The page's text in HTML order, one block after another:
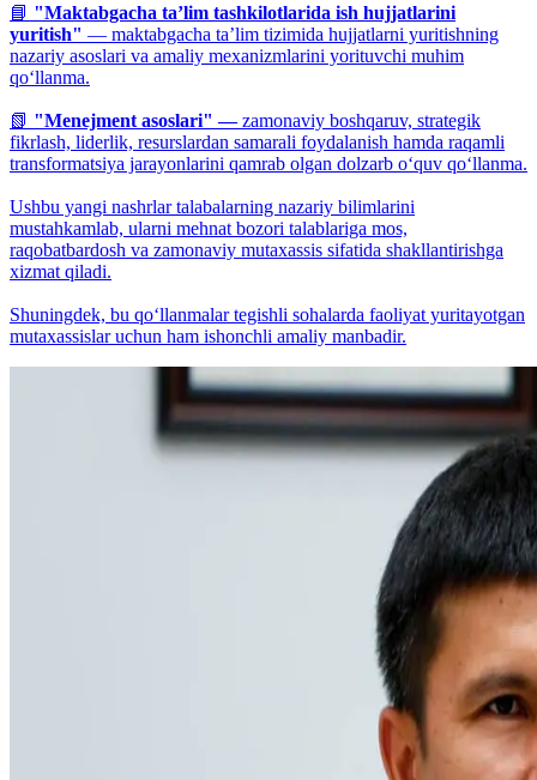
📘 "Maktabgacha ta’lim tashkilotlarida ish hujjatlarini
yuritish" — maktabgacha ta’lim tizimida hujjatlarni yuritishning
nazariy asoslari va amaliy mexanizmlarini yorituvchi muhim
qo‘llanma.
📗 "Menejment asoslari" —zamonaviy boshqaruv, strategik
fikrlash, liderlik, resurslardan samarali foydalanish hamda raqamli
transformatsiya jarayonlarini qamrab olgan dolzarb o‘quv qo‘llanma.
Ushbu yangi nashrlar talabalarning nazariy bilimlarini
mustahkamlab, ularni mehnat bozori talablariga mos,
raqobatbardosh va zamonaviy mutaxassis sifatida shakllantirishga
xizmat qiladi.
Shuningdek, bu qo‘llanmalar tegishli sohalarda faoliyat yuritayotgan
mutaxassislar uchun ham ishonchli amaliy manbadir.